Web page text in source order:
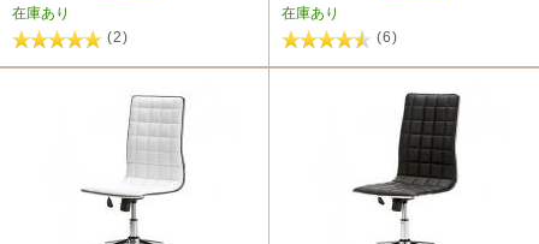
在庫あり
(2)
在庫あり
(6)